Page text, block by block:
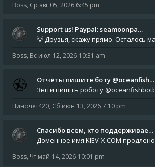
Boss, Ср авг 05, 2026 6:45 pm
Support us! Paypal: seamoonpa…
Boss, Вс июл 12, 2026 10:31 am
Отчёты пишите боту @oceanfish…
Пиночет420, Сб июн 13, 2026 7:10 pm
Спасибо всем, кто поддерживае…
Boss, Чт май 14, 2026 10:01 pm